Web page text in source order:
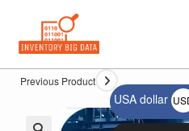
Previous Product
$